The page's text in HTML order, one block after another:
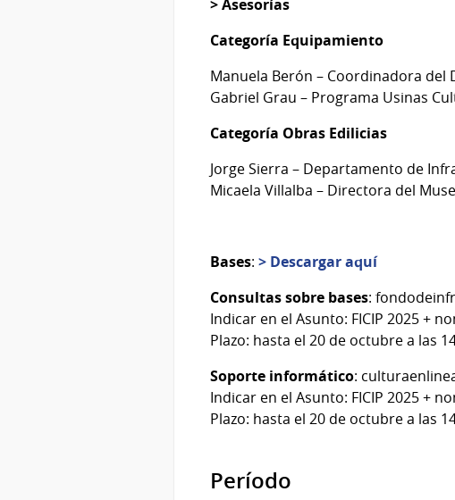
> Asesorías
Categoría Equipamiento
Manuela Berón – Coordinadora del
Gabriel Grau – Programa Usinas
Categoría Obras Edilicias
Jorge Sierra – Departamento de
Micaela Villalba – Directora del
Bases: > Descargar aquí
Consultas sobre bases:
Indicar en el Asunto: FICIP 2025 +
Plazo: hasta el 20 de octubre a las
Soporte informático:
Indicar en el Asunto: FICIP 2025 +
Plazo: hasta el 20 de octubre a las
Período